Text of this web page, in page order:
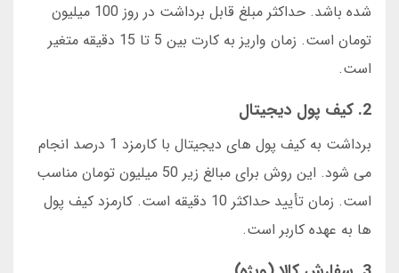
شده باشد. حداکثر مبلغ قابل برداشت در روز 100 میلیون
تومان است. زمان واریز به کارت بین 5 تا 15 دقیقه متغیر
است.
2. کیف پول دیجیتال
برداشت به کیف پول های دیجیتال با کارمزد 1 درصد انجام
می شود. این روش برای مبالغ زیر 50 میلیون تومان مناسب
است. زمان تأیید حداکثر 10 دقیقه است. کارمزد کیف پول
ها به عهده کاربر است.